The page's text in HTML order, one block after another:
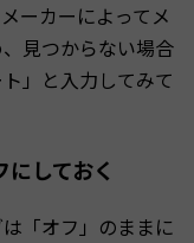
ーカーによってメ
見つからない場合
」と入力してみて
しておく
「オフ」のままに